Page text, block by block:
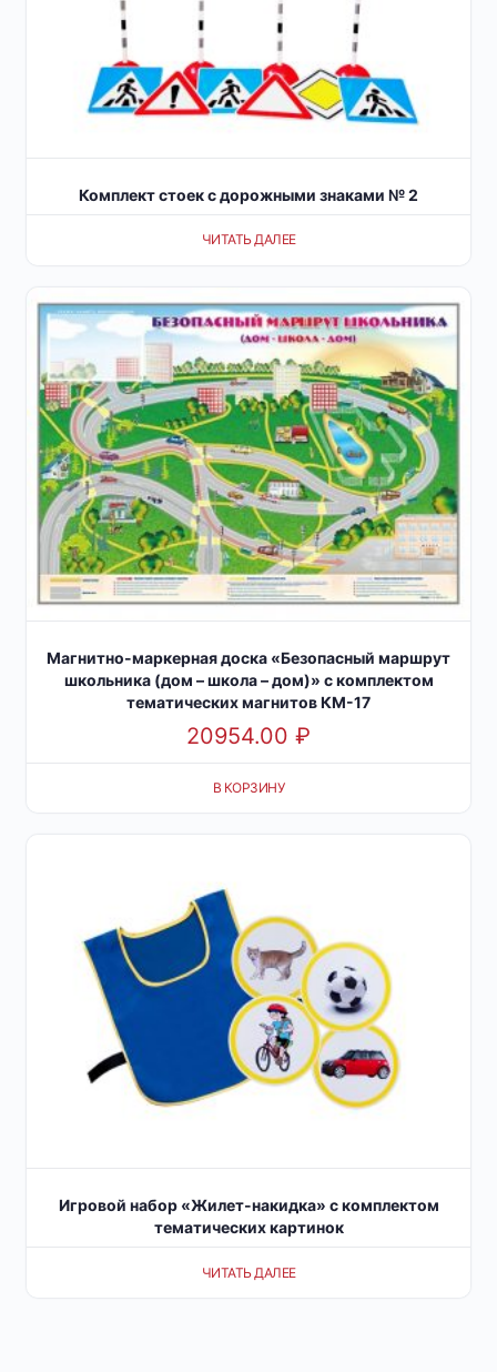
Комплект стоек с дорожными знаками № 2
ЧИТАТЬ ДАЛЕЕ
Магнитно-маркерная доска «Безопасный маршрут
школьника (дом – школа – дом)» с комплектом
тематических магнитов КМ-17
20954.00 ₽
В КОРЗИНУ
Игровой набор «Жилет-накидка» с комплектом
тематических картинок
ЧИТАТЬ ДАЛЕЕ